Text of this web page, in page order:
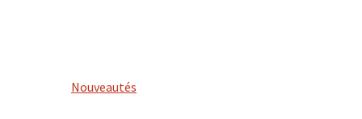
Nouveautés